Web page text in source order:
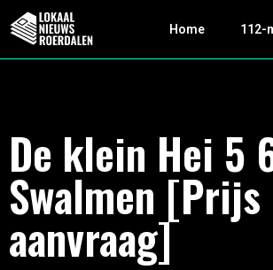
Home 112-
De klein Hei 5
Swalmen [Prijs
aanvraag]